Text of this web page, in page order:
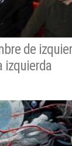
de
izquierda